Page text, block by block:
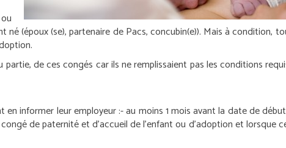
(époux (se), partenaire de Pacs, concubin(e)). Mais à condition,
de ces congés car ils ne remplissaient pas les conditions
en informer leur employeur :- au moins 1 mois avant la date de
de paternité et d’accueil de l’enfant ou d’adoption et lorsque